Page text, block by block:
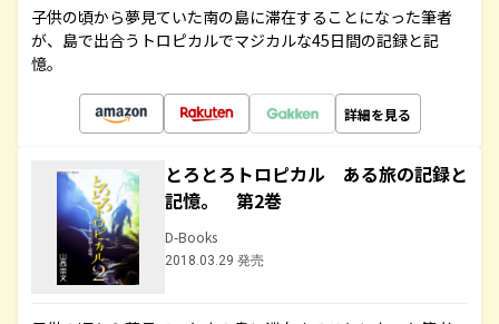
子供の頃から夢見ていた南の島に滞在することになった筆者
が、島で出合うトロピカルでマジカルな45日間の記録と記
憶。
詳細を見る
とろとろトロピカル ある旅の記録と
記憶。 第2巻
D-Books
2018.03.29 発売